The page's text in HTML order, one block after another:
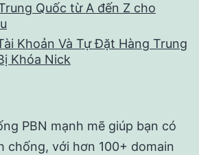
Quốc từ A đến Z cho
Khoản Và Tự Đặt Hàng Trung
Khóa Nick
PBN mạnh mẽ giúp bạn có
chống, với hơn 100+ domain